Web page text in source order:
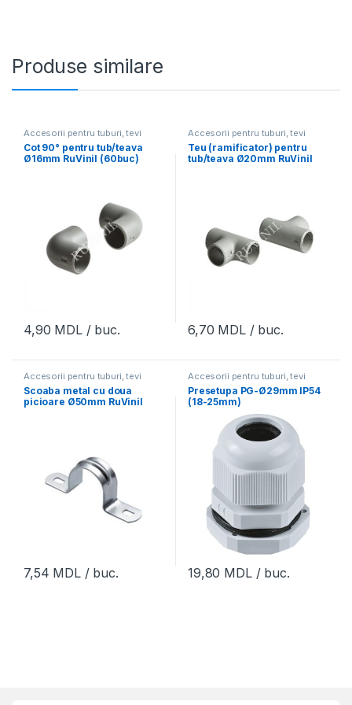
Produse similare
Accesorii pentru tuburi, tevi
Cot 90° pentru tub/teava
Ø16mm RuVinil (60buc)
4,90 MDL/ buc.
Accesorii pentru tuburi, tevi
Teu (ramificator) pentru
tub/teava Ø20mm RuVinil
6,70 MDL/ buc.
Accesorii pentru tuburi, tevi
Scoaba metal cu doua
picioare Ø50mm RuVinil
7,54 MDL/ buc.
Accesorii pentru tuburi, tevi
Presetupa PG-Ø29mm IP54
(18-25mm)
19,80 MDL/ buc.